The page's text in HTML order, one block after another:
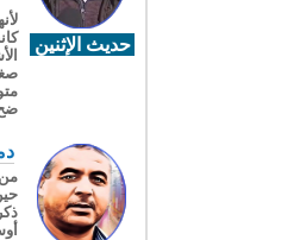
حديث الإثنين
من